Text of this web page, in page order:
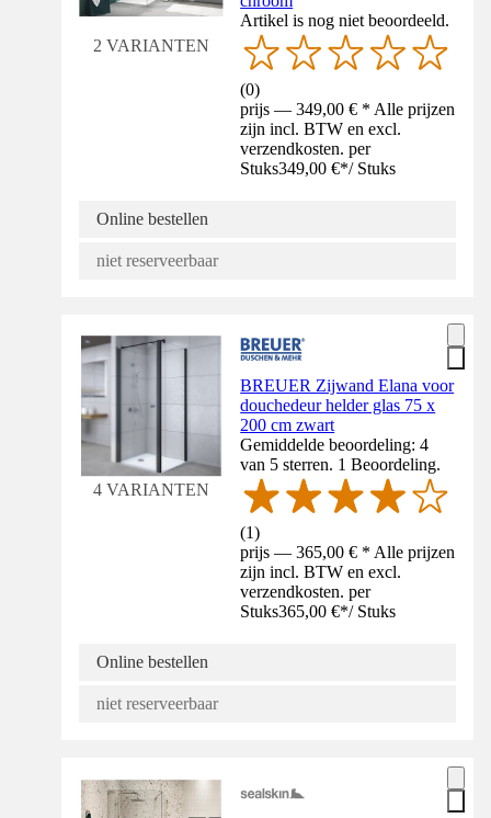
2 VARIANTEN
Artikel is nog niet beoordeeld.
(0)
prijs — 349,00 € * Alle prijzen
zijn incl. BTW en excl.
verzendkosten. per
Stuks349,00 €*/ Stuks
Online bestellen
niet reserveerbaar
4 VARIANTEN
BREUER Zijwand Elana voor
douchedeur helder glas 75 x
200 cm zwart
Gemiddelde beoordeling: 4
van 5 sterren. 1 Beoordeling.
(1)
prijs — 365,00 € * Alle prijzen
zijn incl. BTW en excl.
verzendkosten. per
Stuks365,00 €*/ Stuks
Online bestellen
niet reserveerbaar